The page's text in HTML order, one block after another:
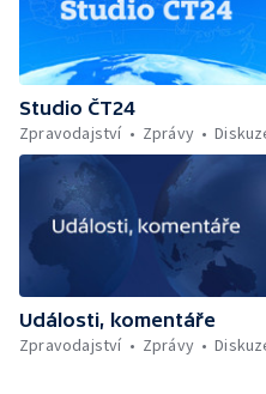
Studio ČT24
Zpravodajství
Zprávy
Události, komentáře
Zpravodajství
Zprávy